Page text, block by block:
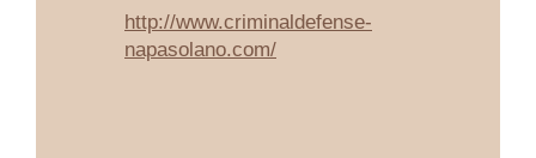
http://www.criminaldefense-
napasolano.com/